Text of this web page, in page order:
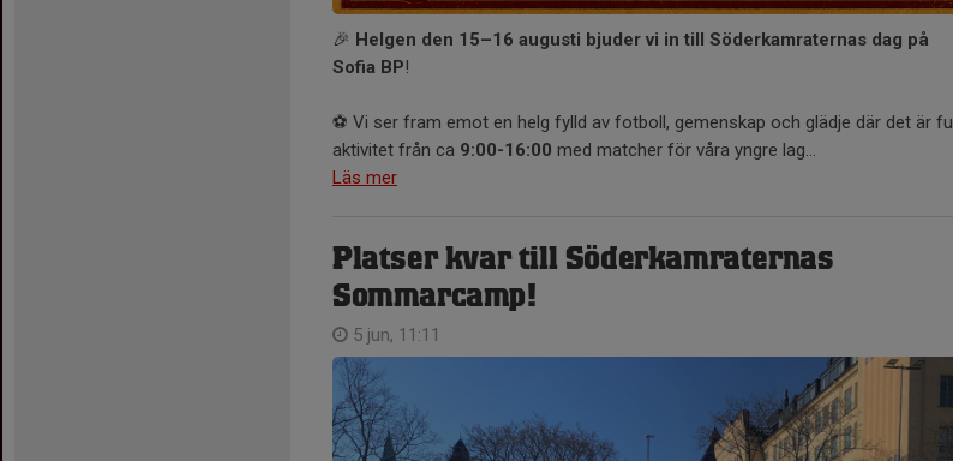
🎉 Helgen den 15–16 augusti bjuder vi in till Söderkamraternas dag på
Sofia BP!
⚽ Vi ser fram emot en helg fylld av fotboll, gemenskap och glädje där det är full
aktivitet från ca 9:00-16:00 med matcher för våra yngre lag...
Läs mer
Platser kvar till Söderkamraternas
Sommarcamp!
5 jun, 11:11